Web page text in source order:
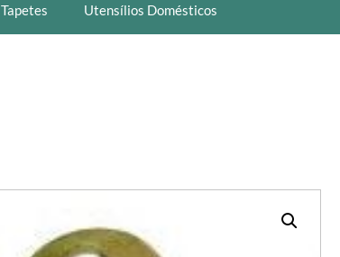
Tapetes Utensílios Domésticos